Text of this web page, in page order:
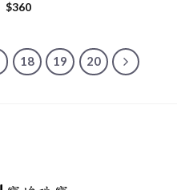
$360
18 19 20